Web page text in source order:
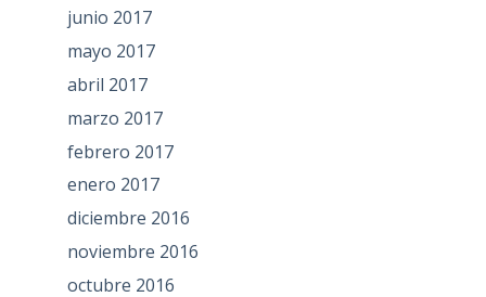
junio 2017
mayo 2017
abril 2017
marzo 2017
febrero 2017
enero 2017
diciembre 2016
noviembre 2016
octubre 2016